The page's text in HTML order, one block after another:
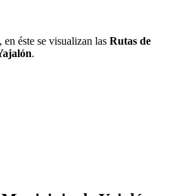
éste se visualizan las Rutas de
.